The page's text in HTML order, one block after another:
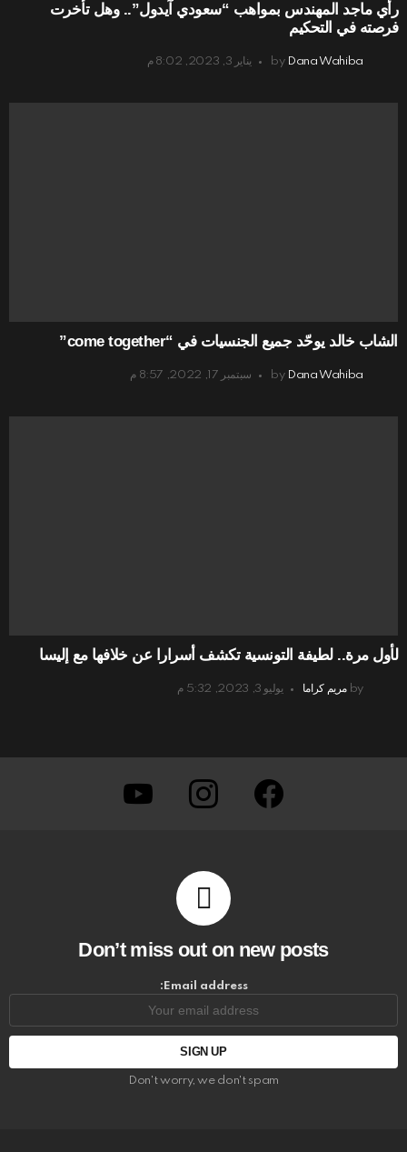
رأي ماجد المهندس بمواهب “سعودي آيدول”.. وهل تأخرت
فرصته في التحكيم
by Dana Wahiba يناير 3, 2023, 8:02 م
الشاب خالد يوحّد جميع الجنسيات في “come together”
by Dana Wahiba سبتمبر 17, 2022, 8:57 م
لأول مرة.. لطيفة التونسية تكشف أسرارا عن خلافها مع إليسا
by مريم كراما يوليو 3, 2023, 5:32 م
facebook
instagram
youtube
Don’t miss out on new posts
Email address:
Don't worry, we don't spam